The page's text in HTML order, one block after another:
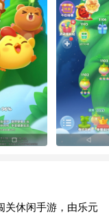
关休闲手游，由乐元